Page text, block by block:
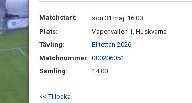
Matchstart:
sön 31 maj, 16:00
Plats:
Vapenvallen 1, Huskvarna
Tävling:
Elitettan 2026
Matchnummer: 000206051
Samling:
14:00
<< Tillbaka